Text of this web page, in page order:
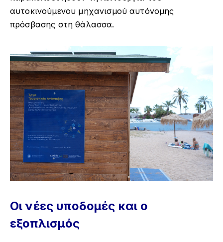
αυτοκινούμενου μηχανισμού αυτόνομης
πρόσβασης στη θάλασσα.
Οι νέες υποδομές και ο
εξοπλισμός